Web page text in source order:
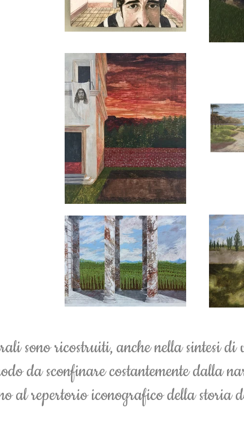
sono ricostruiti, anche nella sintesi di
da sconfinare costantemente dalla
al repertorio iconografico della storia